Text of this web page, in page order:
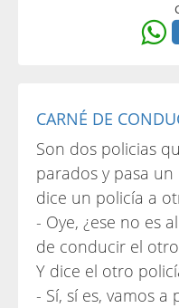
CARNÉ DE
Son dos policias
parados y pasa un
dice un policía a
- Oye, ¿ese no es
de conducir el
Y dice el otro
- Sí, sí es, vamos a